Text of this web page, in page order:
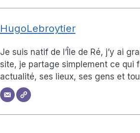
HugoLebroytier
Je suis natif de l’Île de Ré, j’y ai
site, je partage simplement ce
actualité, ses lieux, ses gens et